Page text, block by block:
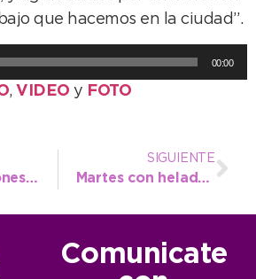
que hacemos en la ciudad”.
00:00
, VIDEO y FOTO
Los bicampeones destacaron nuevamente el Enduropale
SIGUIENTE
Martes con heladas matinales y cielo nublado
Comunicate